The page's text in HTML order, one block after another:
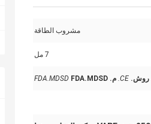
مشروب الطاقة
7 مل
روش. CE. م. FDA.MDSD FDA.MDSD